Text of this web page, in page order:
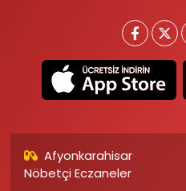
Afyonkarahisar
Nöbetçi Eczaneler